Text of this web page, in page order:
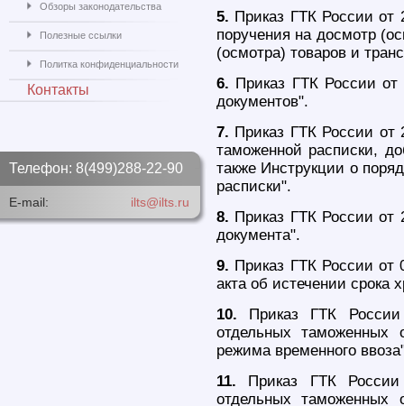
5. Приказ ГТК России
поручения на досмотр
(осмотра) товаров и
6. Приказ ГТК России
документов".
7. Приказ ГТК России
таможенной расписки,
также Инструкции о
расписки".
8. Приказ ГТК России
документа".
9. Приказ ГТК России
акта об истечении срока
10. Приказ ГТК
отдельных таможенных
режима временного
11. Приказ ГТК
отдельных таможенных
Обзоры законодательства
Полезные ссылки
Политка конфиденциальности
Контакты
Телефон: 8(499)288-22-90
E-mail: ilts@ilts.ru